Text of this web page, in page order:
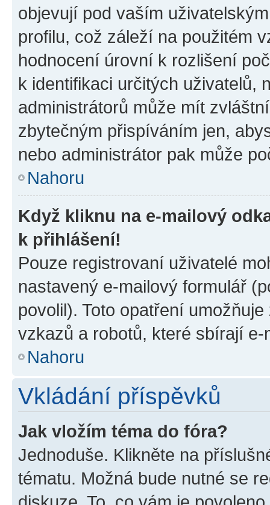
objevují pod vaším
profilu, což záleží na použitém
hodnocení úrovní k rozlišení
k identifikaci určitých uživatelů,
administrátorů může mít
zbytečným přispíváním jen,
nebo administrátor pak může
Nahoru
Když kliknu na e-mailový
k přihlášení!
Pouze registrovaní uživatelé
nastavený e-mailový formulář
povolil). Toto opatření
vzkazů a robotů, které sbírají e-
Nahoru
Vkládání příspěvků
Jak vložím téma do fóra?
Jednoduše. Klikněte na
tématu. Možná bude nutné se